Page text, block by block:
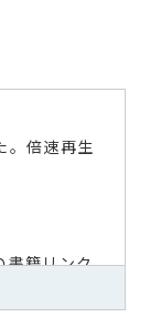
。倍速再生
書籍リンク